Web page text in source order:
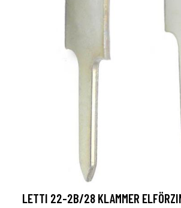
LETTI 22-2B/28 KLAMMER